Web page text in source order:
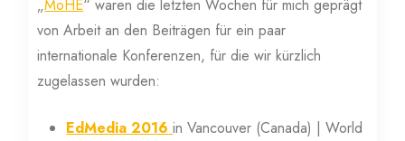
„MoHE“ waren die letzten Wochen für mich geprägt
von Arbeit an den Beiträgen für ein paar
internationale Konferenzen, für die wir kürzlich
zugelassen wurden:
EdMedia 2016 in Vancouver (Canada) | World